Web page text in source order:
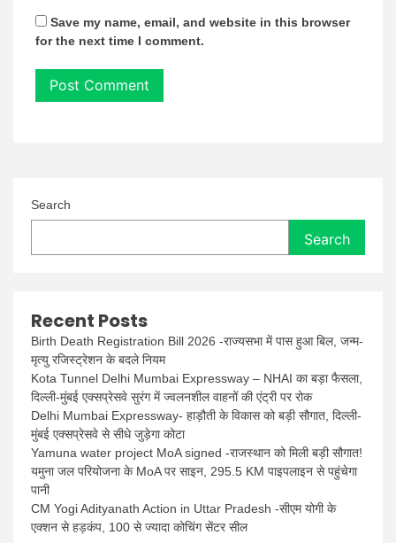
Save my name, email, and website in this browser
for the next time I comment.
Search
Search
Recent Posts
Birth Death Registration Bill 2026 -राज्यसभा में पास हुआ बिल, जन्म-
मृत्यु रजिस्ट्रेशन के बदले नियम
Kota Tunnel Delhi Mumbai Expressway – NHAI का बड़ा फैसला,
दिल्ली-मुंबई एक्सप्रेसवे सुरंग में ज्वलनशील वाहनों की एंट्री पर रोक
Delhi Mumbai Expressway- हाड़ौती के विकास को बड़ी सौगात, दिल्ली-
मुंबई एक्सप्रेसवे से सीधे जुड़ेगा कोटा
Yamuna water project MoA signed -राजस्थान को मिली बड़ी सौगात!
यमुना जल परियोजना के MoA पर साइन, 295.5 KM पाइपलाइन से पहुंचेगा
पानी
CM Yogi Adityanath Action in Uttar Pradesh -सीएम योगी के
एक्शन से हड़कंप, 100 से ज्यादा कोचिंग सेंटर सील